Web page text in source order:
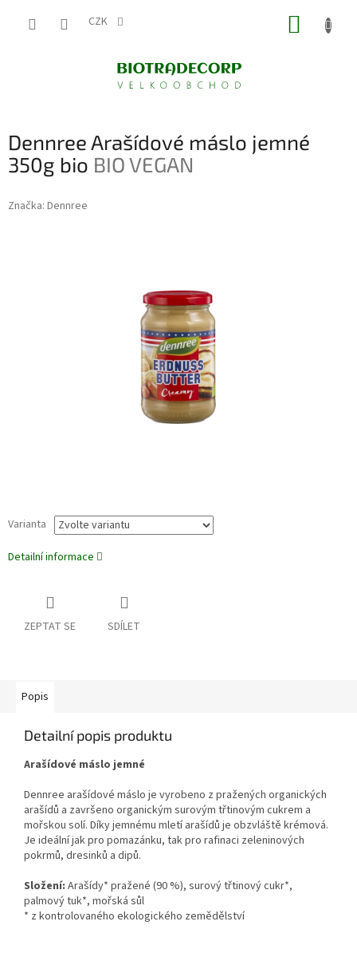
CZK
Dennree Arašídové máslo jemné
350g bio BIO VEGAN
Značka: Dennree
Varianta
Detailní informace
ZEPTAT SE SDÍLET
Popis
Detailní popis produktu
Arašídové máslo jemné
Dennree arašídové máslo je vyrobeno z pražených organických
arašídů a završeno organickým surovým třtinovým cukrem a
mořskou solí. Díky jemnému mletí arašídů je obzvláště krémová.
Je ideální jak pro pomazánku, tak pro rafinaci zeleninových
pokrmů, dresinků a dipů.
Složení: Arašídy* pražené (90 %), surový třtinový cukr*,
palmový tuk*, mořská sůl
* z kontrolovaného ekologického zemědělství